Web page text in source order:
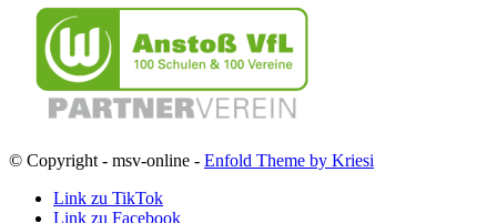
© Copyright - msv-online - Enfold Theme by Kriesi
Link zu TikTok
Link zu Facebook